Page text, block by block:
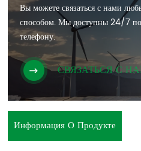
Вы можете связаться с нами
способом. Мы доступны 24/7
телефону.
СВЯЗАТЬСЯ С
Информация О Продукте